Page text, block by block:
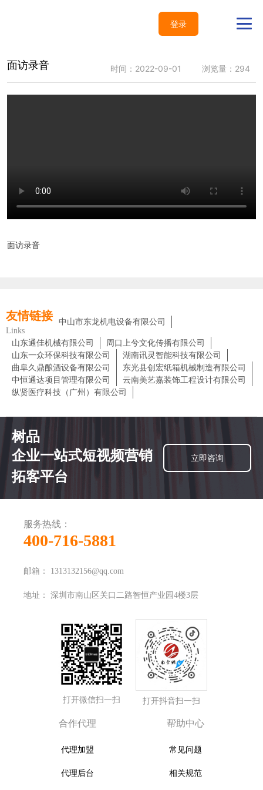
登录
面访录音 时间：2022-09-01 浏览量：294
面访录音
友情链接
Links
中山市东龙机电设备有限公司
山东通佳机械有限公司
周口上兮文化传播有限公司
山东一众环保科技有限公司
湖南讯灵智能科技有限公司
曲阜久鼎酿酒设备有限公司
东光县创宏纸箱机械制造有限公司
中恒通达项目管理有限公司
云南美艺嘉装饰工程设计有限公司
纵贤医疗科技（广州）有限公司
树品
企业一站式短视频营销
拓客平台
立即咨询
服务热线：
400-716-5881
邮箱： 1313132156@qq.com
地址： 深圳市南山区关口二路智恒产业园4楼3层
打开微信扫一扫 打开抖音扫一扫
合作代理
代理加盟
代理后台
帮助中心
常见问题
相关规范